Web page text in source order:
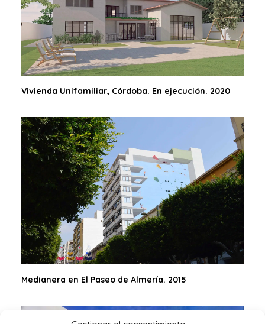
Vivienda Unifamiliar, Córdoba. En ejecución. 2020
Medianera en El Paseo de Almería. 2015